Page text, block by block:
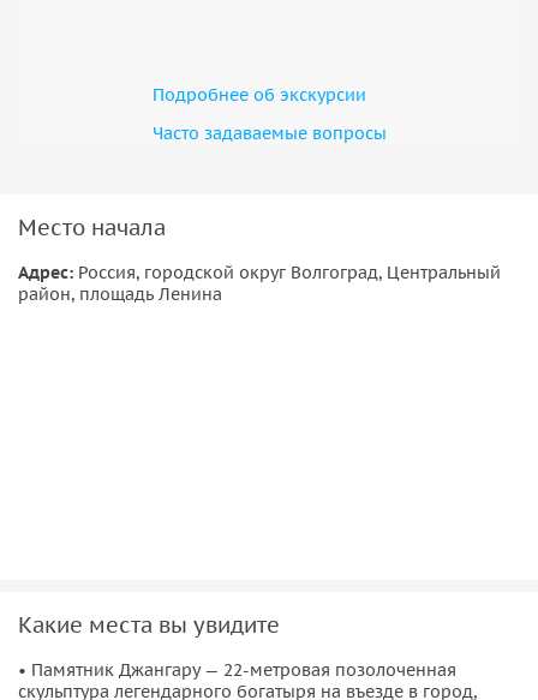
уникальность единственной в Европе буддийской
Подробнее об экскурсии
Часто задаваемые вопросы
Место начала
Адрес: Россия, городской округ Волгоград, Центральный
район, площадь Ленина
Какие места вы увидите
• Памятник Джангару — 22-метровая позолоченная
скульптура легендарного богатыря на въезде в город,